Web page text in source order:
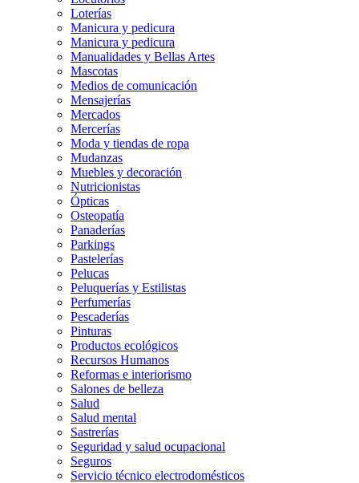
Loterías
Manicura y pedicura
Manicura y pedicura
Manualidades y Bellas Artes
Mascotas
Medios de comunicación
Mensajerías
Mercados
Mercerías
Moda y tiendas de ropa
Mudanzas
Muebles y decoración
Nutricionistas
Ópticas
Osteopatía
Panaderías
Parkings
Pastelerías
Pelucas
Peluquerías y Estilistas
Perfumerías
Pescaderías
Pinturas
Productos ecológicos
Recursos Humanos
Reformas e interiorismo
Salones de belleza
Salud
Salud mental
Sastrerías
Seguridad y salud ocupacional
Seguros
Servicio técnico electrodomésticos